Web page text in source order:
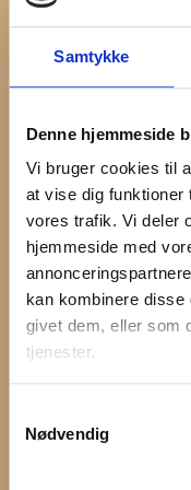
Samtykke
Denne hjemmeside
Vi bruger cookies til
at vise dig funktioner
vores trafik. Vi deler
hjemmeside med
kan kombinere disse
givet dem, eller som
tjenester.
Nødvendig
museets
Museet har
Gæster med
vores
Hunden skal
den er
Vi følger de